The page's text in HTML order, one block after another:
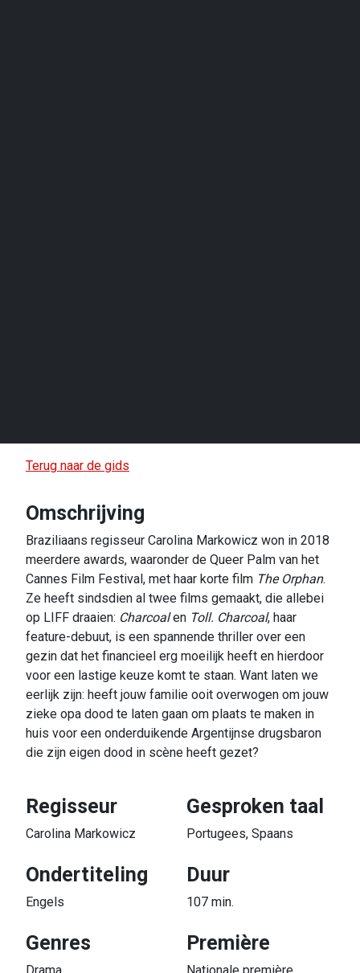
Terug naar de gids
Omschrijving
Braziliaans regisseur Carolina Markowicz won in 2018
meerdere awards, waaronder de Queer Palm van het
Cannes Film Festival, met haar korte film The Orphan.
Ze heeft sindsdien al twee films gemaakt, die allebei
op LIFF draaien: Charcoalen Toll. Charcoal, haar
feature-debuut, is een spannende thriller over een
gezin dat het financieel erg moeilijk heeft en hierdoor
voor een lastige keuze komt te staan. Want laten we
eerlijk zijn: heeft jouw familie ooit overwogen om jouw
zieke opa dood te laten gaan om plaats te maken in
huis voor een onderduikende Argentijnse drugsbaron
die zijn eigen dood in scène heeft gezet?
Regisseur
Carolina Markowicz
Gesproken taal
Portugees, Spaans
Ondertiteling
Engels
Duur
107 min.
Genres Première